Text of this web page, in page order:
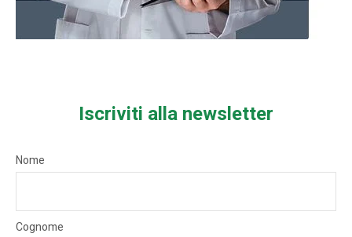
Iscriviti alla newsletter
Nome
Cognome